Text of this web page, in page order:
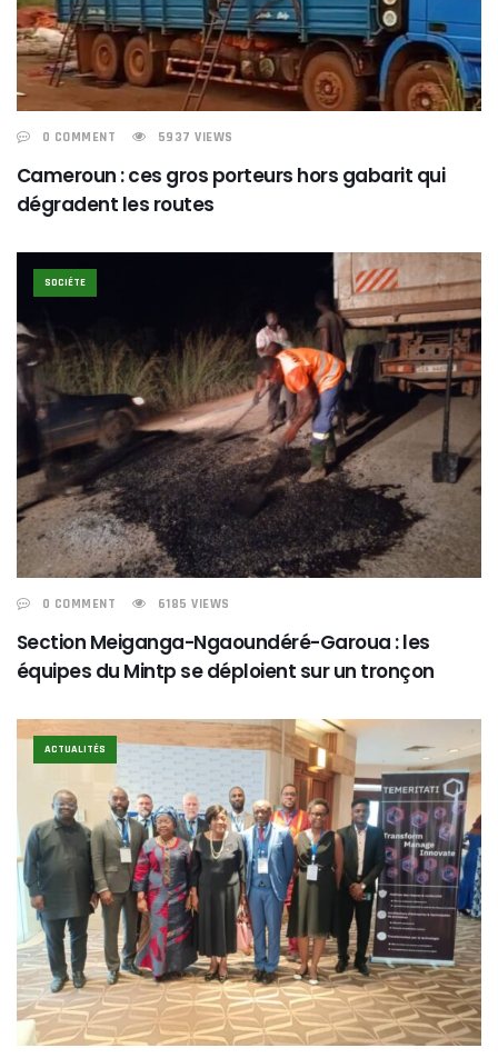
0 COMMENT 5937 VIEWS
Cameroun : ces gros porteurs hors gabarit qui
dégradent les routes
SOCIÉTE
0 COMMENT 6185 VIEWS
Section Meiganga-Ngaoundéré-Garoua : les
équipes du Mintp se déploient sur un tronçon
ACTUALITÉS